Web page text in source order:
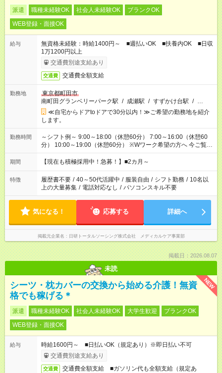
派遣 職種未経験OK 社会人未経験OK
ブランクOK
WEB登録・面接OK
給与
無資格未経験：時給1400円～ ■週払いOK ■扶養内OK ■日収
1万1200円以上
交通費別途支給あり
交通費 交通費全額支給
勤務地
東京都町田市
南町田グランベリーパーク駅 / 成瀬駅 / すずかけ台駅 / …
≪自宅からドアtoドアで30分以内！≫ご希望の勤務地を紹介
します。
勤務時間
～シフト例～ 9:00～18:00（休憩60分） 7:00～16:00（休憩60
分） 10:00～19:00（休憩60分） ※Wワーク希望の方へ 今ご覧の
お仕事で希望する勤務時間と、もう1つのお仕事の勤務時間の合
計が 週40時間を超えなければOKです。
期間 【現在も積極採用中！急募！】■2カ月～
特徴 履歴書不要 / 40～50代活躍中 / 服装自由 / シフト勤務 / 10名以
上の大量募集 / 電話対応なし / パソコンスキル不要
気になる！ 応募する 詳細へ
掲載元企業名 日研トータルソーシング株式会社 メディカルケア事業部
掲載日：2026.08.07
未読
NEW
シーツ・枕カバーの交換から始める介護！無資
格でも稼げる＊
派遣 職種未経験OK 社会人未経験OK 大学生歓迎
ブランクOK
WEB登録・面接OK
給与
時給1600円～ ■日払いOK（規定あり）※即日払い不可
交通費別途支給あり
交通費
交通費全額支給 ■ガソリン代も全額支給（規定あ